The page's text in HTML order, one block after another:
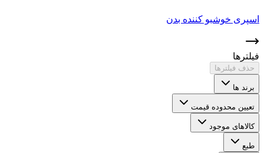
اسپری خوشبو کننده بدن
فیلترها
حذف فیلترها
برند ها
تعیین محدوده قیمت
کالاهای موجود
طبع